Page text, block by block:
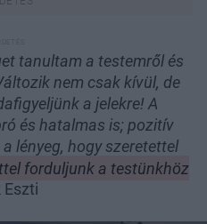
tanultam a testemről és
nem csak kívül, de
a jelekre! A
és hatalmas is; pozitív
lényeg, hogy szeretettel
forduljunk a testünkhöz
Eszti